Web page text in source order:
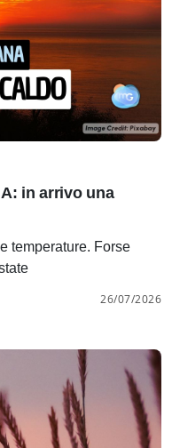
in arrivo una
temperature. Forse
26/07/2026